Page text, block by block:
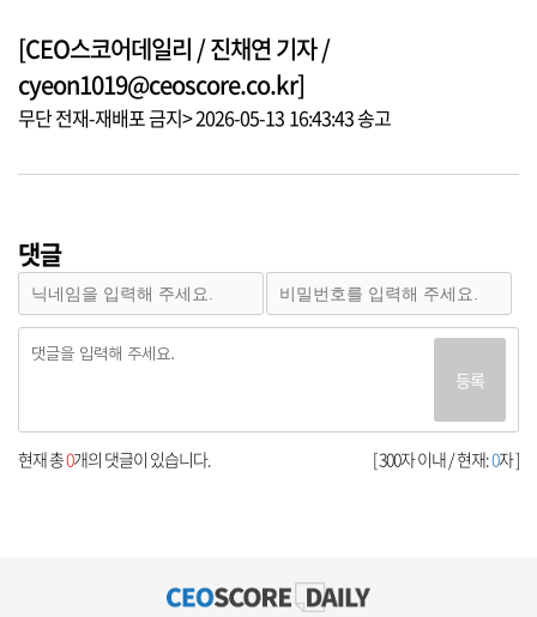
[CEO스코어데일리 / 진채연 기자 /
cyeon1019@ceoscore.co.kr]
무단 전재-재배포 금지> 2026-05-13 16:43:43 송고
댓글
등록
[ 300자 이내 / 현재:0자 ]
현재 총0개의 댓글이 있습니다.